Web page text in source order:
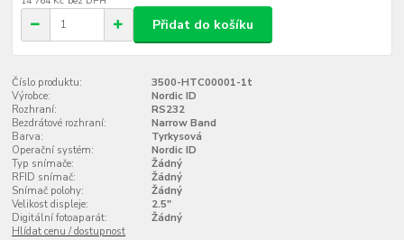
Přidat do košíku
Číslo produktu:
3500-HTC00001-1t
Výrobce:
Nordic ID
Rozhraní:
RS232
Bezdrátové rozhraní:
Narrow Band
Barva:
Tyrkysová
Operační systém:
Nordic ID
Typ snímače:
Žádný
RFID snímač:
Žádný
Snímač polohy:
Žádný
Velikost displeje:
2.5"
Digitální fotoaparát:
Žádný
Hlídat cenu / dostupnost